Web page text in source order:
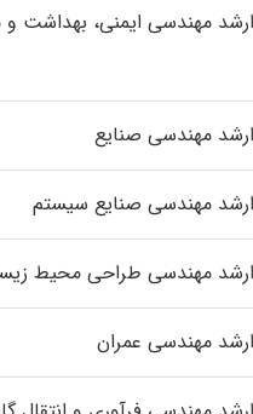
مهندسی ایمنی،
مهندسی صنایع
مهندسی صنایع سیستم
مهندسی طراحی محیط
مهندسی عمران